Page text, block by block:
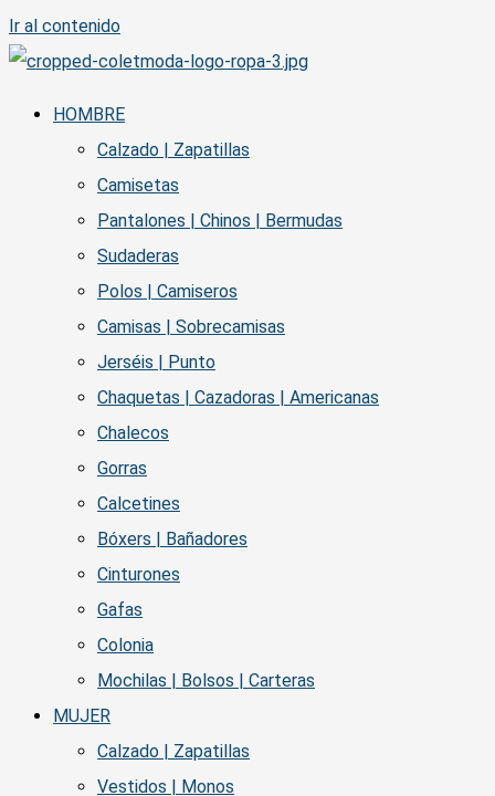
Ir al contenido
HOMBRE
Calzado | Zapatillas
Camisetas
Pantalones | Chinos | Bermudas
Sudaderas
Polos | Camiseros
Camisas | Sobrecamisas
Jerséis | Punto
Chaquetas | Cazadoras | Americanas
Chalecos
Gorras
Calcetines
Bóxers | Bañadores
Cinturones
Gafas
Colonia
Mochilas | Bolsos | Carteras
MUJER
Calzado | Zapatillas
Vestidos | Monos